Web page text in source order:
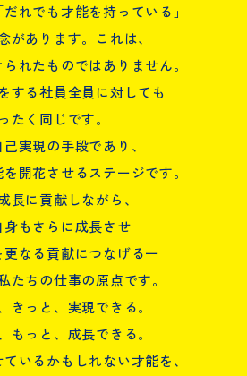
学院生講師 /パートアルバイト
ステージ？
事紹介
れでも才能を持っている」
があります。これは、
れたものではありません。
する社員全員に対しても
たく同じです。
実現の手段であり、
開花させるステージです。
長に貢献しながら、
身もさらに成長させ
なる貢献につなげるー
たちの仕事の原点です。
きっと、実現できる。
もっと、成長できる。
いるかもしれない才能を、